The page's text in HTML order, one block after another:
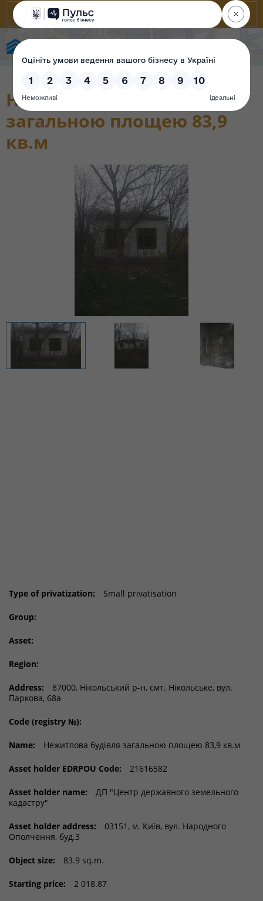
Нежитлова будівля
загальною площею 83,9
кв.м
Type of privatization: Small privatisation
Group:
Asset:
Region:
Address:
87000, Нікольський р-н, смт. Нікольське, вул.
Паркова, 68а
Code (registry №):
Name: Нежитлова будівля загальною площею 83,9 кв.м
Asset holder EDRPOU Code: 21616582
Asset holder name:
ДП "Центр державного земельного
кадастру"
Asset holder address:
03151, м. Київ, вул. Народного
Ополчення, буд.3
Object size: 83.9 sq.m.
Starting price: 2 018.87